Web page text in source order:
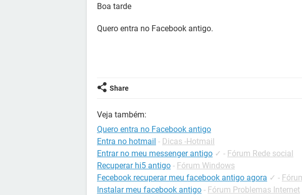
Boa tarde
Quero entra no Facebook antigo.
Share
Veja também:
Quero entra no Facebook antigo
Entra no hotmail - Dicas -Hotmail
Entrar no meu messenger antigo ✓ - Fórum Rede social
Recuperar hi5 antigo - Fórum Windows
Fecebook recuperar meu facebook antigo agora ✓ -
Instalar meu facebook antigo - Fórum Problemas Internet